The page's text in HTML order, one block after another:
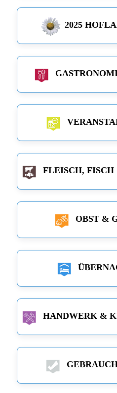
2025
FLEISCH, FISCH
OBST &
HANDWERK &